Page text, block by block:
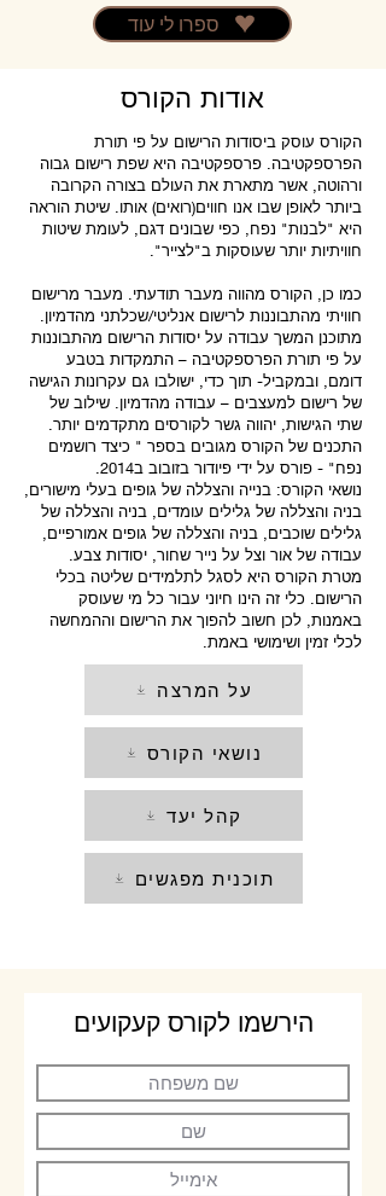
ספרו לי עוד
אודות הקורס
הקורס עוסק ביסודות הרישום על פי תורת
הפרספקטיבה. פרספקטיבה היא שפת רישום גבוה
ורהוטה, אשר מתארת את העולם בצורה הקרובה
ביותר לאופן שבו אנו חווים(רואים) אותו. שיטת הוראה
היא "לבנות" נפח, כפי שבונים דגם, לעומת שיטות
חוויתיות יותר שעוסקות ב"לצייר".
כמו כן, הקורס מהווה מעבר תודעתי. מעבר מרישום
חוויתי מהתבוננות לרישום אנליטי/שכלתני מהדמיון.
מתוכנן המשך עבודה על יסודות הרישום מהתבוננות
על פי תורת הפרספקטיבה – התמקדות בטבע
דומם, ובמקביל- תוך כדי, ישולבו גם עקרונות הגישה
של רישום למעצבים – עבודה מהדמיון. שילוב של
שתי הגישות, יהווה גשר לקורסים מתקדמים יותר.
התכנים של הקורס מגובים בספר " כיצד רושמים
נפח" - פורס על ידי פיודור בזובוב ב2014.
נושאי הקורס: בנייה והצללה של גופים בעלי מישורים,
בניה והצללה של גלילים עומדים, בניה והצללה של
גלילים שוכבים, בניה והצללה של גופים אמורפיים,
עבודה של אור וצל על נייר שחור, יסודות צבע.
מטרת הקורס היא לסגל לתלמידים שליטה בכלי
הרישום. כלי זה הינו חיוני עבור כל מי שעוסק
באמנות, לכן חשוב להפוך את הרישום וההמחשה
לכלי זמין ושימושי באמת.
על המרצה
נושאי הקורס
קהל יעד
תוכנית מפגשים
הירשמו לקורס קעקועים